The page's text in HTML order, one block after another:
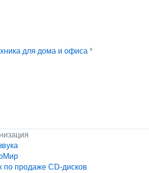
для дома и офиса *
по продаже CD-дисков